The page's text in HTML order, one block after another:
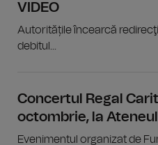
VIDEO
Autoritățile încearcă
debitul...
Concertul Regal
octombrie, la
Evenimentul organizat de